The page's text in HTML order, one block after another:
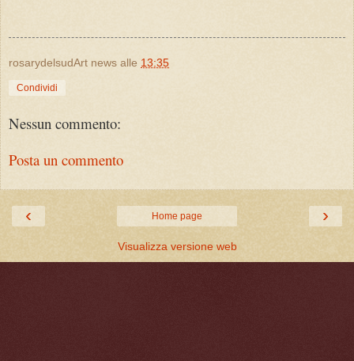
rosarydelsudArt news alle 13:35
Condividi
Nessun commento:
Posta un commento
‹ ›
Home page
Visualizza versione web